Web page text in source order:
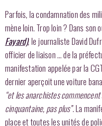
Parfois, la condamnation des
mène loin. Trop loin ? Dans son
Fayard), le journaliste David
officier de liaison … de la
manifestation appelée par la
dernier aperçoit une voiture
“et les anarchistes
cinquantaine, pas plus”. La
place et toutes les unités de